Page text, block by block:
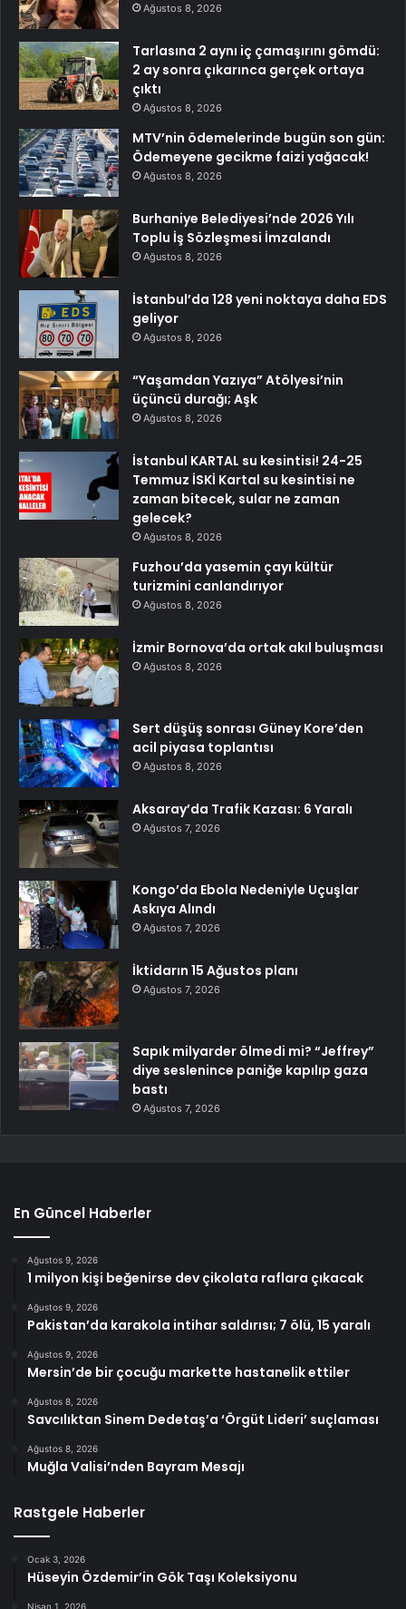
Ağustos 8, 2026
Tarlasına 2 aynı iç çamaşırını gömdü:
2 ay sonra çıkarınca gerçek ortaya
çıktı
Ağustos 8, 2026
MTV’nin ödemelerinde bugün son gün:
Ödemeyene gecikme faizi yağacak!
Ağustos 8, 2026
Burhaniye Belediyesi’nde 2026 Yılı
Toplu İş Sözleşmesi İmzalandı
Ağustos 8, 2026
İstanbul’da 128 yeni noktaya daha EDS
geliyor
Ağustos 8, 2026
“Yaşamdan Yazıya” Atölyesi’nin
üçüncü durağı; Aşk
Ağustos 8, 2026
İstanbul KARTAL su kesintisi! 24-25
Temmuz İSKİ Kartal su kesintisi ne
zaman bitecek, sular ne zaman
gelecek?
Ağustos 8, 2026
Fuzhou’da yasemin çayı kültür
turizmini canlandırıyor
Ağustos 8, 2026
İzmir Bornova’da ortak akıl buluşması
Ağustos 8, 2026
Sert düşüş sonrası Güney Kore’den
acil piyasa toplantısı
Ağustos 8, 2026
Aksaray’da Trafik Kazası: 6 Yaralı
Ağustos 7, 2026
Kongo’da Ebola Nedeniyle Uçuşlar
Askıya Alındı
Ağustos 7, 2026
İktidarın 15 Ağustos planı
Ağustos 7, 2026
Sapık milyarder ölmedi mi? “Jeffrey”
diye seslenince paniğe kapılıp gaza
bastı
Ağustos 7, 2026
En Güncel Haberler
Ağustos 9, 2026
1 milyon kişi beğenirse dev çikolata raflara çıkacak
Ağustos 9, 2026
Pakistan’da karakola intihar saldırısı; 7 ölü, 15 yaralı
Ağustos 9, 2026
Mersin’de bir çocuğu markette hastanelik ettiler
Ağustos 8, 2026
Savcılıktan Sinem Dedetaş’a ‘Örgüt Lideri’ suçlaması
Ağustos 8, 2026
Muğla Valisi’nden Bayram Mesajı
Rastgele Haberler
Ocak 3, 2026
Hüseyin Özdemir’in Gök Taşı Koleksiyonu
Nisan 1, 2026